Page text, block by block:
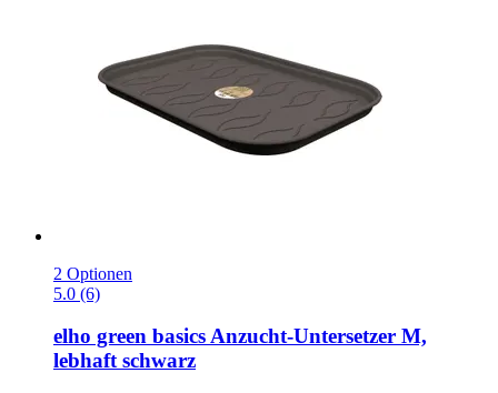
2 Optionen
5.0 (6)
elho green basics Anzucht-​Untersetzer M,
lebhaft schwarz